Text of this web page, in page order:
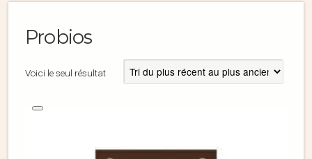
Probios
Voici le seul résultat